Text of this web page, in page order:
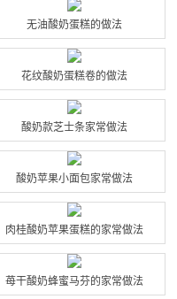
无油酸奶蛋糕的做法
花纹酸奶蛋糕卷的做法
酸奶款芝士条家常做法
酸奶苹果小面包家常做法
肉桂酸奶苹果蛋糕的家常做法
苺干酸奶蜂蜜马芬的家常做法